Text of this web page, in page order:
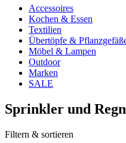
Accessoires
Kochen & Essen
Textilien
Übertöpfe &
Möbel & Lampen
Outdoor
Marken
SALE
Sprinkler und
Filtern & sortieren